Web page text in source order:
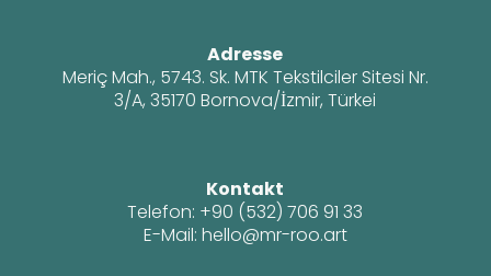
Adresse
Meriç Mah., 5743. Sk. MTK Tekstilciler Sitesi Nr.
3/A, 35170 Bornova/İzmir, Türkei
Kontakt
Telefon: +90 (532) 706 91 33
E-Mail: hello@mr-roo.art